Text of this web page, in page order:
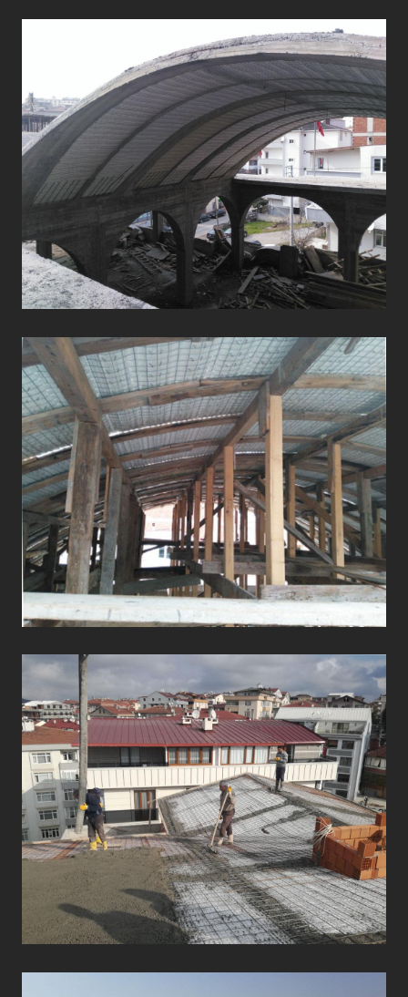
ÇATI UYGULAMALARI
ÇATI UYGULAMALARI
ÇATI UYGULAMALARI